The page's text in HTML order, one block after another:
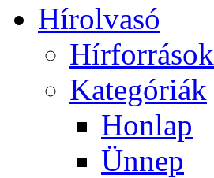
Hírolvasó
Hírforrások
Kategóriák
Honlap
Ünnep